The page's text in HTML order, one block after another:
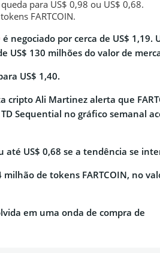
para US$ 0,98 ou US$ 0,68.
FARTCOIN.
é negociado por cerca de US$ 1,19.
US$ 130 milhões do valor de
US$ 1,40.
cripto Ali Martinez alerta que
Sequential no gráfico semanal
US$ 0,68 se a tendência se
de tokens FARTCOIN, no
em uma onda de compra de